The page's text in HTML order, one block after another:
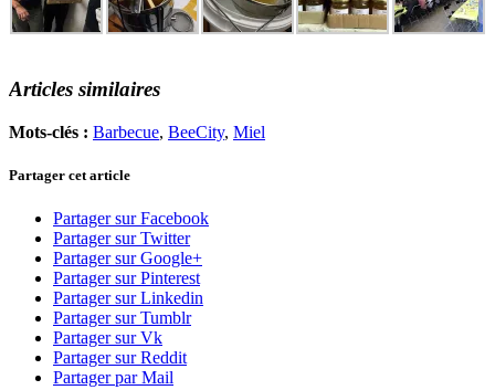
Articles similaires
Mots-clés : Barbecue, BeeCity, Miel
Partager cet article
Partager sur Facebook
Partager sur Twitter
Partager sur Google+
Partager sur Pinterest
Partager sur Linkedin
Partager sur Tumblr
Partager sur Vk
Partager sur Reddit
Partager par Mail